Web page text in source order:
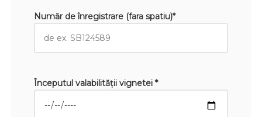
Număr de înregistrare (fara spatiu)*
Începutul valabilităţii vignetei *